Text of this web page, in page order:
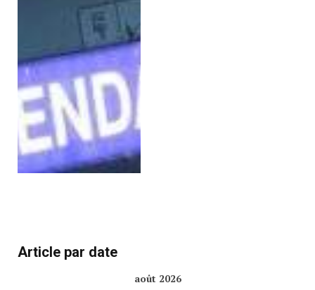
Article par date
août 2026